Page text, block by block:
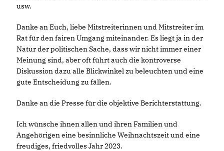
usw.
Danke an Euch, liebe Mitstreiterinnen und Mitstreiter im
Rat für den fairen Umgang miteinander. Es liegt ja in der
Natur der politischen Sache, dass wir nicht immer einer
Meinung sind, aber oft führt auch die kontroverse
Diskussion dazu alle Blickwinkel zu beleuchten und eine
gute Entscheidung zu fällen.
Danke an die Presse für die objektive Berichterstattung.
Ich wünsche ihnen allen und ihren Familien und
Angehörigen eine besinnliche Weihnachtszeit und eine
freudiges, friedvolles Jahr 2023.